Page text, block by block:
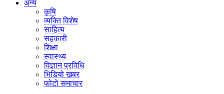
अन्य
कृषि
व्यक्ति विशेष
साहित्य
सहकारी
शिक्षा
स्वास्थ्य
विज्ञान प्रविधि
भिडियो खबर
फोटो समाचार